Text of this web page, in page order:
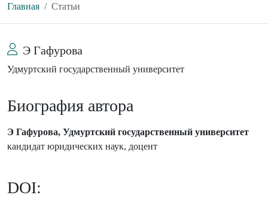
Главная Статьи
Э Гафурова
Удмуртский государственный университет
Биография автора
Э Гафурова, Удмуртский государственный университет
кандидат юридических наук, доцент
DOI: